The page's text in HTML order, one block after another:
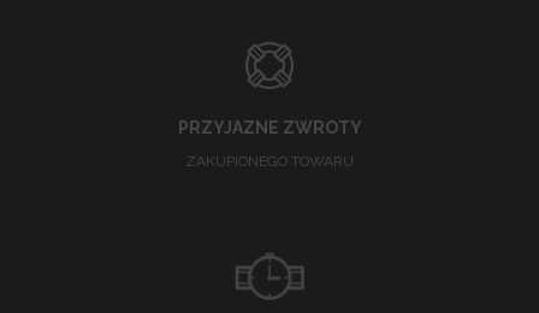
PRZYJAZNE ZWROTY
ZAKUPIONEGO TOWARU